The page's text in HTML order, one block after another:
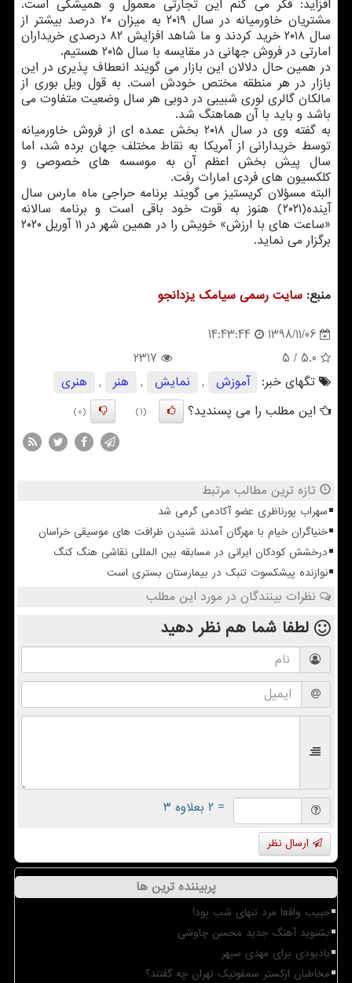
افزاید: فكر می كنم این تجارتی معمول و همیشگی است.
مشتریان خاورمیانه در سال ۲۰۱۹ به میزان ۲۰ درصد بیشتر از
سال ۲۰۱۸ خرید كردند و ما شاهد افزایش ۸۲ درصدی خریداران
امارتی در فروش جهانی در مقایسه با سال ۲۰۱۵ هستیم.
در همین حال دلالان این بازار می گویند انعطاف پذیری در این
بازار در هر منطقه مختص خودش است. به قول ویل بوری از
مالكان گالری لوری شبیبی در دوبی هر سال وضعیت متفاوت می
باشد و باید با آن هماهنگ شد.
به گفته وی در سال ۲۰۱۸ بخش عمده ای از فروش خاورمیانه
توسط خریدارانی از آمریكا به نقاط مختلف جهان برده شد، اما
سال پیش بخش اعظم آن به موسسه های خصوصی و
كلكسیون های فردی امارات رفت.
البته مسؤلان كریستیز می گویند برنامه حراجی ماه مارس سال
آینده(۲۰۲۱) هنوز به قوت خود باقی است و برنامه سالانه
«ساعت های با ارزش» خویش را در همین شهر در ۱۱ آوریل ۲۰۲۰
برگزار می نماید.
منبع: سایت رسمی سیامك یزدانجو
1398/11/06
14:43:44
5.0
/ 5
2317
تگهای خبر:
آموزش , نمایش , هنر ,
هنری
این مطلب را می پسندید؟
(1)
(0)
تازه ترین مطالب مرتبط
سهراب پورناظری عضو آکادمی گرمی شد
خنیاگران خیام با مهرگان آمدند شنیدن ظرافت های موسیقی خراسان
درخشش کودکان ایرانی در مسابقه بین المللی نقاشی هنگ کنگ
نوازنده پیشکسوت تنبک در بیمارستان بستری است
نظرات بینندگان در مورد این مطلب
لطفا شما همنظر دهید
= ۲ بعلاوه ۳
ارسال نظر
پربیننده ترین ها
حبیب واقعا مرد تنهای شب بود!
بشنوید آهنگ جدید محسن چاوشی
یادبودی برای مهدی سپهر
مخاطبان ارکستر سمفونیک تهران چه گفتند؟